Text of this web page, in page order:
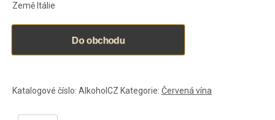
Země Itálie
Do obchodu
Katalogové číslo: AlkoholCZ Kategorie: Červená vína